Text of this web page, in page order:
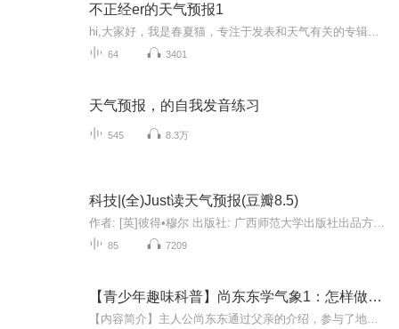
不正经er的天气预报1
64 3401
天气预报，的自我发音练习
545 8.3万
科技|(全)Just读天气预报(豆瓣8.5)
85 7209
【青少年趣味科普】尚东东学气象1：怎样做天气预报